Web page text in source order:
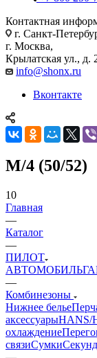
Контактная
г. Санкт-
г. Москва,
Крылатская ул., д.
info@shonx.ru
Вконтакте
M/4 (50/52)
10
Главная
—
Каталог
—
ПИЛОТ
АВТОМОБИЛЬ
—
Комбинезоны
Нижнее белье
аксессуарыHANS/
охлаждение
связиСумки